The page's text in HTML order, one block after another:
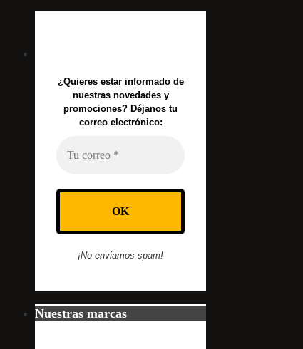
¿Quieres estar informado de
nuestras novedades y
promociones? Déjanos tu
correo electrónico:
¡No enviamos spam!
Nuestras marcas